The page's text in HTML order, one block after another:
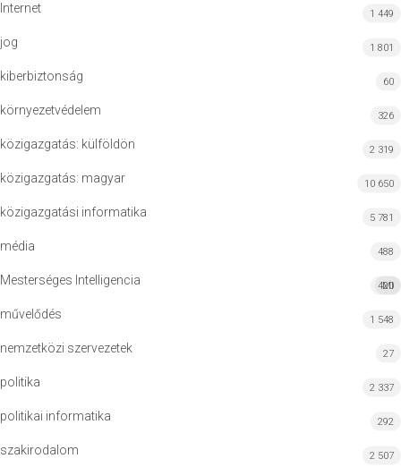
Internet 1 449
jog 1 801
kiberbiztonság 60
környezetvédelem 326
közigazgatás: külföldön 2 319
közigazgatás: magyar 10 650
közigazgatási informatika 5 781
média 488
Mesterséges Intelligencia MI
420
művelődés 1 548
nemzetközi szervezetek 27
politika 2 337
politikai informatika 292
szakirodalom 2 507